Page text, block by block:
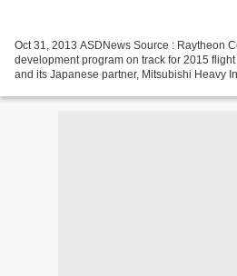
Oct 31, 2013 ASDNews Source : Raytheon
development program on track for 2015
and its Japanese partner, Mitsubishi Heavy